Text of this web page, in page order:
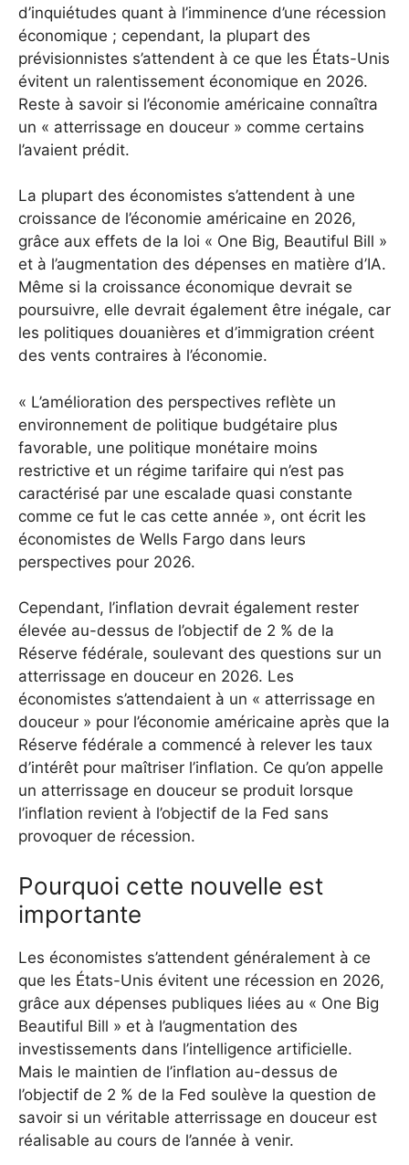
d’inquiétudes quant à l’imminence d’une récession
économique ; cependant, la plupart des
prévisionnistes s’attendent à ce que les États-Unis
évitent un ralentissement économique en 2026.
Reste à savoir si l’économie américaine connaîtra
un « atterrissage en douceur » comme certains
l’avaient prédit.
La plupart des économistes s’attendent à une
croissance de l’économie américaine en 2026,
grâce aux effets de la loi « One Big, Beautiful Bill »
et à l’augmentation des dépenses en matière d’IA.
Même si la croissance économique devrait se
poursuivre, elle devrait également être inégale, car
les politiques douanières et d’immigration créent
des vents contraires à l’économie.
« L’amélioration des perspectives reflète un
environnement de politique budgétaire plus
favorable, une politique monétaire moins
restrictive et un régime tarifaire qui n’est pas
caractérisé par une escalade quasi constante
comme ce fut le cas cette année », ont écrit les
économistes de Wells Fargo dans leurs
perspectives pour 2026.
Cependant, l’inflation devrait également rester
élevée au-dessus de l’objectif de 2 % de la
Réserve fédérale, soulevant des questions sur un
atterrissage en douceur en 2026. Les
économistes s’attendaient à un « atterrissage en
douceur » pour l’économie américaine après que la
Réserve fédérale a commencé à relever les taux
d’intérêt pour maîtriser l’inflation. Ce qu’on appelle
un atterrissage en douceur se produit lorsque
l’inflation revient à l’objectif de la Fed sans
provoquer de récession.
Pourquoi cette nouvelle est
importante
Les économistes s’attendent généralement à ce
que les États-Unis évitent une récession en 2026,
grâce aux dépenses publiques liées au « One Big
Beautiful Bill » et à l’augmentation des
investissements dans l’intelligence artificielle.
Mais le maintien de l’inflation au-dessus de
l’objectif de 2 % de la Fed soulève la question de
savoir si un véritable atterrissage en douceur est
réalisable au cours de l’année à venir.